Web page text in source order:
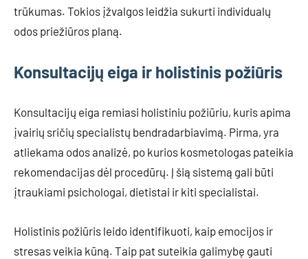
trūkumas. Tokios įžvalgos leidžia sukurti individualų
odos priežiūros planą.
Konsultacijų eiga ir holistinis požiūris
Konsultacijų eiga remiasi holistiniu požiūriu, kuris apima
įvairių sričių specialistų bendradarbiavimą. Pirma, yra
atliekama odos analizė, po kurios kosmetologas pateikia
rekomendacijas dėl procedūrų. Į šią sistemą gali būti
įtraukiami psichologai, dietistai ir kiti specialistai.
Holistinis požiūris leido identifikuoti, kaip emocijos ir
stresas veikia kūną. Taip pat suteikia galimybę gauti